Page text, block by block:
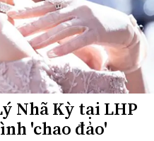
Nhã Kỳ tại LHP
'chao đảo'